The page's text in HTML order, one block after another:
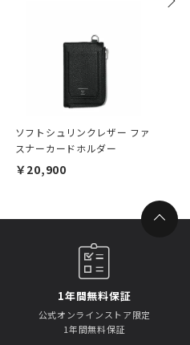
ソフトシュリンクレザー ファ
スナーカードホルダー
￥20,900
1年間無料保証
公式オンラインストア限定
1年間無料保証